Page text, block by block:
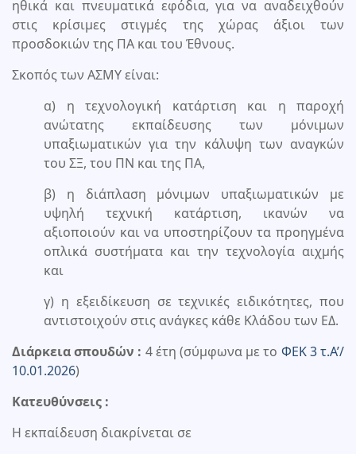
ηθικά και πνευματικά εφόδια, για να αναδειχθούν
στις κρίσιμες στιγμές της χώρας άξιοι των
προσδοκιών της ΠΑ και του Έθνους.
Σκοπός των ΑΣΜΥ είναι:
α) η τεχνολογική κατάρτιση και η παροχή
ανώτατης εκπαίδευσης των μόνιμων
υπαξιωματικών για την κάλυψη των αναγκών
του ΣΞ, του ΠΝ και της ΠΑ,
β) η διάπλαση μόνιμων υπαξιωματικών με
υψηλή τεχνική κατάρτιση, ικανών να
αξιοποιούν και να υποστηρίζουν τα προηγμένα
οπλικά συστήματα και την τεχνολογία αιχμής
και
γ) η εξειδίκευση σε τεχνικές ειδικότητες, που
αντιστοιχούν στις ανάγκες κάθε Κλάδου των ΕΔ.
Διάρκεια σπουδών : 4 έτη (σύμφωνα με το ΦΕΚ 3 τ.Α’/
10.01.2026)
Κατευθύνσεις :
Η εκπαίδευση διακρίνεται σε